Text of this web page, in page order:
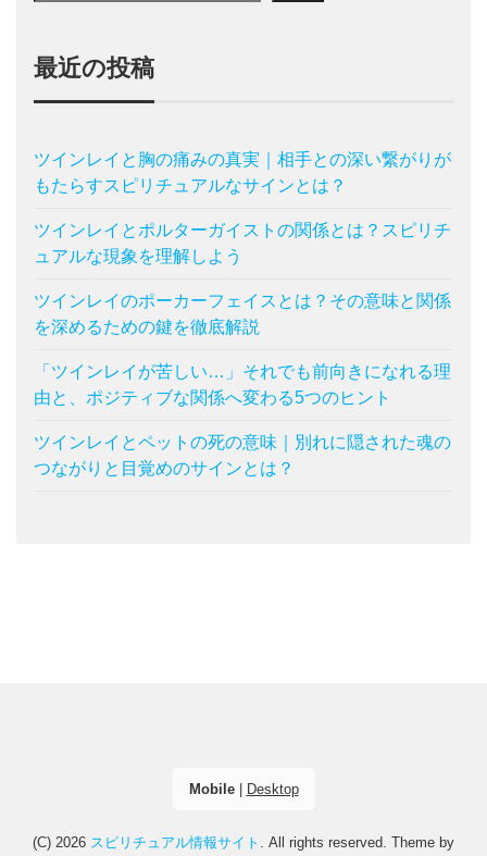
最近の投稿
ツインレイと胸の痛みの真実｜相手との深い繋がりが
もたらすスピリチュアルなサインとは？
ツインレイとポルターガイストの関係とは？スピリチ
ュアルな現象を理解しよう
ツインレイのポーカーフェイスとは？その意味と関係
を深めるための鍵を徹底解説
「ツインレイが苦しい…」それでも前向きになれる理
由と、ポジティブな関係へ変わる5つのヒント
ツインレイとペットの死の意味｜別れに隠された魂の
つながりと目覚めのサインとは？
Mobile| Desktop
(C) 2026 スピリチュアル情報サイト . All rights reserved. Theme by